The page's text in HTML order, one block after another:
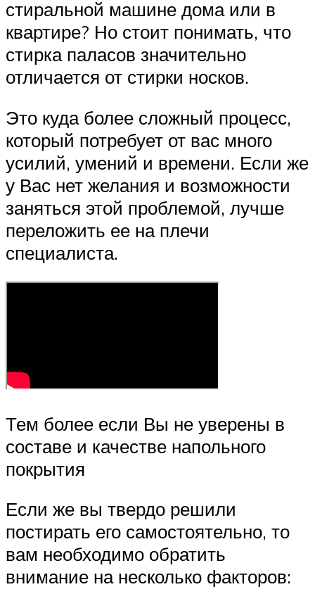
стиральной машине дома или в
квартире? Но стоит понимать, что
стирка паласов значительно
отличается от стирки носков.
Это куда более сложный процесс,
который потребует от вас много
усилий, умений и времени. Если же
у Вас нет желания и возможности
заняться этой проблемой, лучше
переложить ее на плечи
специалиста.
Тем более если Вы не уверены в
составе и качестве напольного
покрытия
Если же вы твердо решили
постирать его самостоятельно, то
вам необходимо обратить
внимание на несколько факторов: